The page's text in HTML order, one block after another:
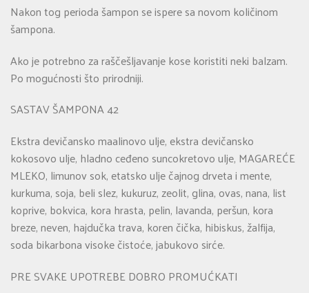
Nakon tog perioda šampon se ispere sa novom količinom
šampona.
Ako je potrebno za raščešljavanje kose koristiti neki balzam.
Po mogućnosti što prirodniji.
SASTAV ŠAMPONA 42
Ekstra devičansko maalinovo ulje, ekstra devičansko
kokosovo ulje, hladno ceđeno suncokretovo ulje, MAGAREĆE
MLEKO, limunov sok, etatsko ulje čajnog drveta i mente,
kurkuma, soja, beli slez, kukuruz, zeolit, glina, ovas, nana, list
koprive, bokvica, kora hrasta, pelin, lavanda, peršun, kora
breze, neven, hajdučka trava, koren čička, hibiskus, žalfija,
soda bikarbona visoke čistoće, jabukovo sirće.
PRE SVAKE UPOTREBE DOBRO PROMUĆKATI